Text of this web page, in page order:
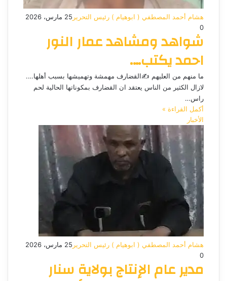
هشام أحمد المصطفي ( ابوهيام ) رئيس التحرير 25 مارس، 2026
0
شواهد ومشاهد عمار النور
احمد يكتب….
ما منهم من العليهم ✍️القضارف مهمشة وتهميشها بسبب أهلها….
لازال الكثير من الناس يعتقد ان القضارف بمكوناتها الحالية لحم
راس…
أكمل القراءة »
الأخبار
هشام أحمد المصطفي ( ابوهيام ) رئيس التحرير 25 مارس، 2026
0
مدير عام الإنتاج بولاية سنار